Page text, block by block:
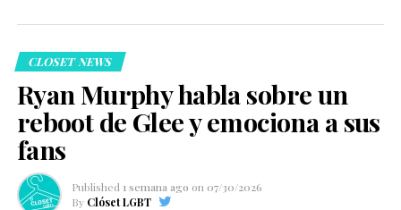
CLOSET NEWS
Ryan Murphy habla sobre un
reboot de Glee y emociona a sus
fans
Published 1 semana ago on 07/30/2026
By Clóset LGBT